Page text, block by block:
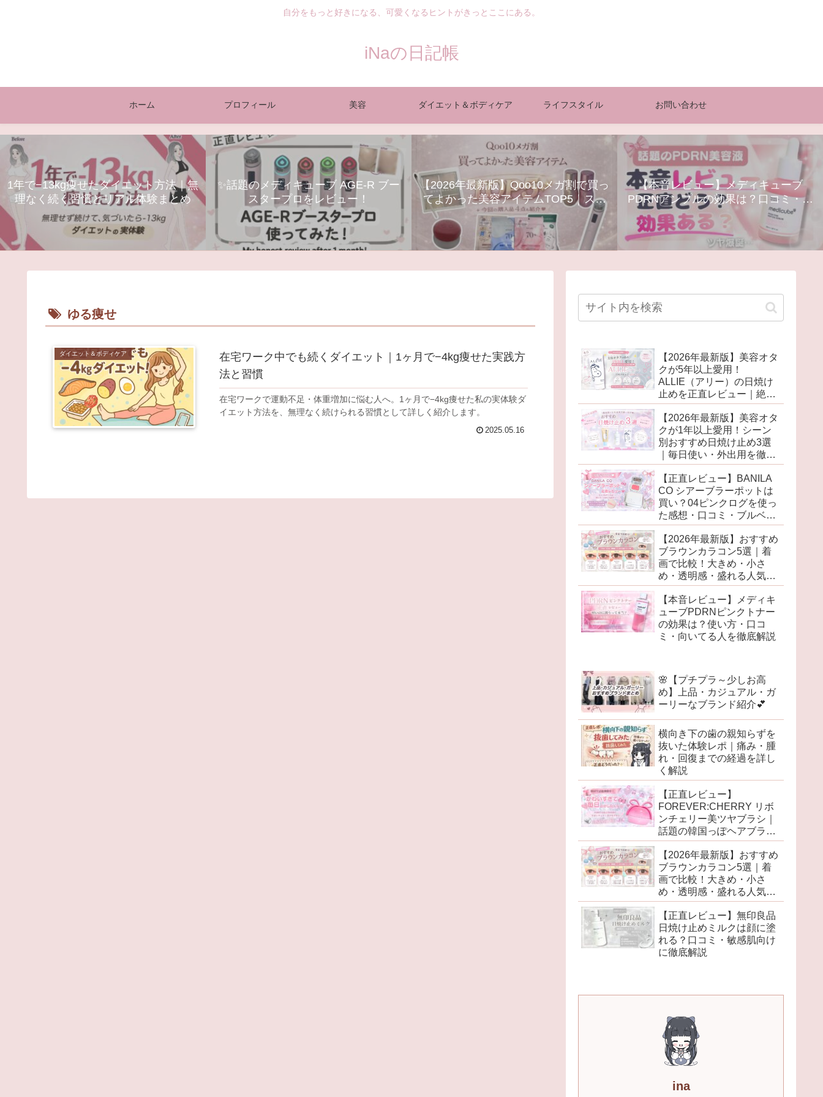
自分をもっと好きになる、可愛くなるヒントがきっとここにある。
iNaの日記帳
ホーム プロフィール 美容 ダイエット＆ボディケア ライフスタイル お問い合わせ
1年で−13kg痩せたダイエット方法｜無
理なく続く習慣とリアル体験まとめ
✨話題のメディキューブ AGE-R ブー
スタープロをレビュー！
【2026年最新版】Qoo10メガ割で買っ
てよかった美容アイテムTOP5｜スキ
ンケア・コスメ・美顔器まとめ
【本音レビュー】メディキューブ
PDRNアンプルの効果は？口コミ・使
い方・最安購入方法まとめ【Qoo10】
ゆる痩せ
ダイエット＆ボディケア
在宅ワーク中でも続くダイエット｜1ヶ月で−4kg痩せた実践方
法と習慣
在宅ワークで運動不足・体重増加に悩む人へ。1ヶ月で−4kg痩せた私の実体験ダ
イエット方法を、無理なく続けられる習慣として詳しく紹介します。
2025.05.16
【2026年最新版】美容オタ
クが5年以上愛用！
ALLIE（アリー）の日焼け
止めを正直レビュー｜絶対
に焼きたくない日の相棒♡
【2026年最新版】美容オタ
クが1年以上愛用！シーン
別おすすめ日焼け止め3選
｜毎日使い・外出用を徹底
比較♡
【正直レビュー】BANILA
CO シアーブラーポットは
買い？04ピンクログを使っ
た感想・口コミ・ブルベ向
けカラーも紹介♡
【2026年最新版】おすすめ
ブラウンカラコン5選｜着
画で比較！大きめ・小さ
め・透明感・盛れる人気レ
ンズを徹底レビュー♡
【本音レビュー】メディキ
ューブPDRNピンクトナー
の効果は？使い方・口コ
ミ・向いてる人を徹底解説
🌸【プチプラ～少しお高
め】上品・カジュアル・ガ
ーリーなブランド紹介💕
横向き下の歯の親知らずを
抜いた体験レポ｜痛み・腫
れ・回復までの経過を詳し
く解説
【正直レビュー】
FOREVER:CHERRY リボ
ンチェリー美ツヤブラシ｜
話題の韓国っぽヘアブラシ
がかわいすぎた♡
【2026年最新版】おすすめ
ブラウンカラコン5選｜着
画で比較！大きめ・小さ
め・透明感・盛れる人気レ
ンズを徹底レビュー♡
【正直レビュー】無印良品
日焼け止めミルクは顔に塗
れる？口コミ・敏感肌向け
に徹底解説
ina